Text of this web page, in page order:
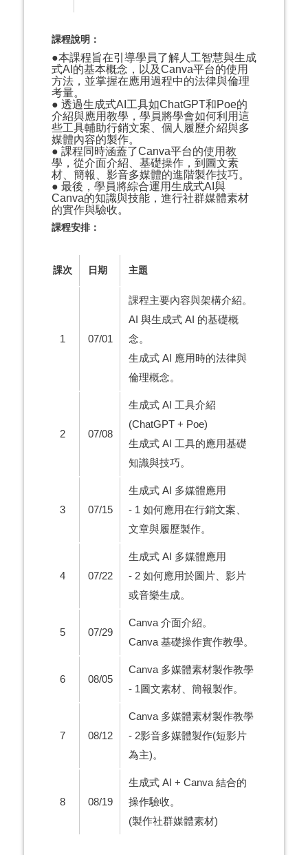
課程說明：
●本課程旨在引導學員了解人工智慧與生成
式AI的基本概念，以及Canva平台的使用
方法，並掌握在應用過程中的法律與倫理
考量。
● 透過生成式AI工具如ChatGPT和Poe的
介紹與應用教學，學員將學會如何利用這
些工具輔助行銷文案、個人履歷介紹與多
媒體內容的製作。
● 課程同時涵蓋了Canva平台的使用教
學，從介面介紹、基礎操作，到圖文素
材、簡報、影音多媒體的進階製作技巧。
● 最後，學員將綜合運用生成式AI與
Canva的知識與技能，進行社群媒體素材
的實作與驗收。
課程安排：
課次 日期 主題
1 07/01
課程主要內容與架構介紹。
AI 與生成式 AI 的基礎概
念。
生成式 AI 應用時的法律與
倫理概念。
2 07/08
生成式 AI 工具介紹
(ChatGPT + Poe)
生成式 AI 工具的應用基礎
知識與技巧。
3 07/15
生成式 AI 多媒體應用
- 1 如何應用在行銷文案、
文章與履歷製作。
4 07/22
生成式 AI 多媒體應用
- 2 如何應用於圖片、影片
或音樂生成。
5 07/29
Canva 介面介紹。
Canva 基礎操作實作教學。
6 08/05
Canva 多媒體素材製作教學
- 1圖文素材、簡報製作。
7 08/12
Canva 多媒體素材製作教學
- 2影音多媒體製作(短影片
為主)。
8 08/19
生成式 AI + Canva 結合的
操作驗收。
(製作社群媒體素材)